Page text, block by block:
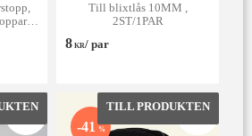
Till blixtlås 10MM ,
2ST/1PAR
8 KR/ par
Lägg till i favoriter
41 % Lägg till